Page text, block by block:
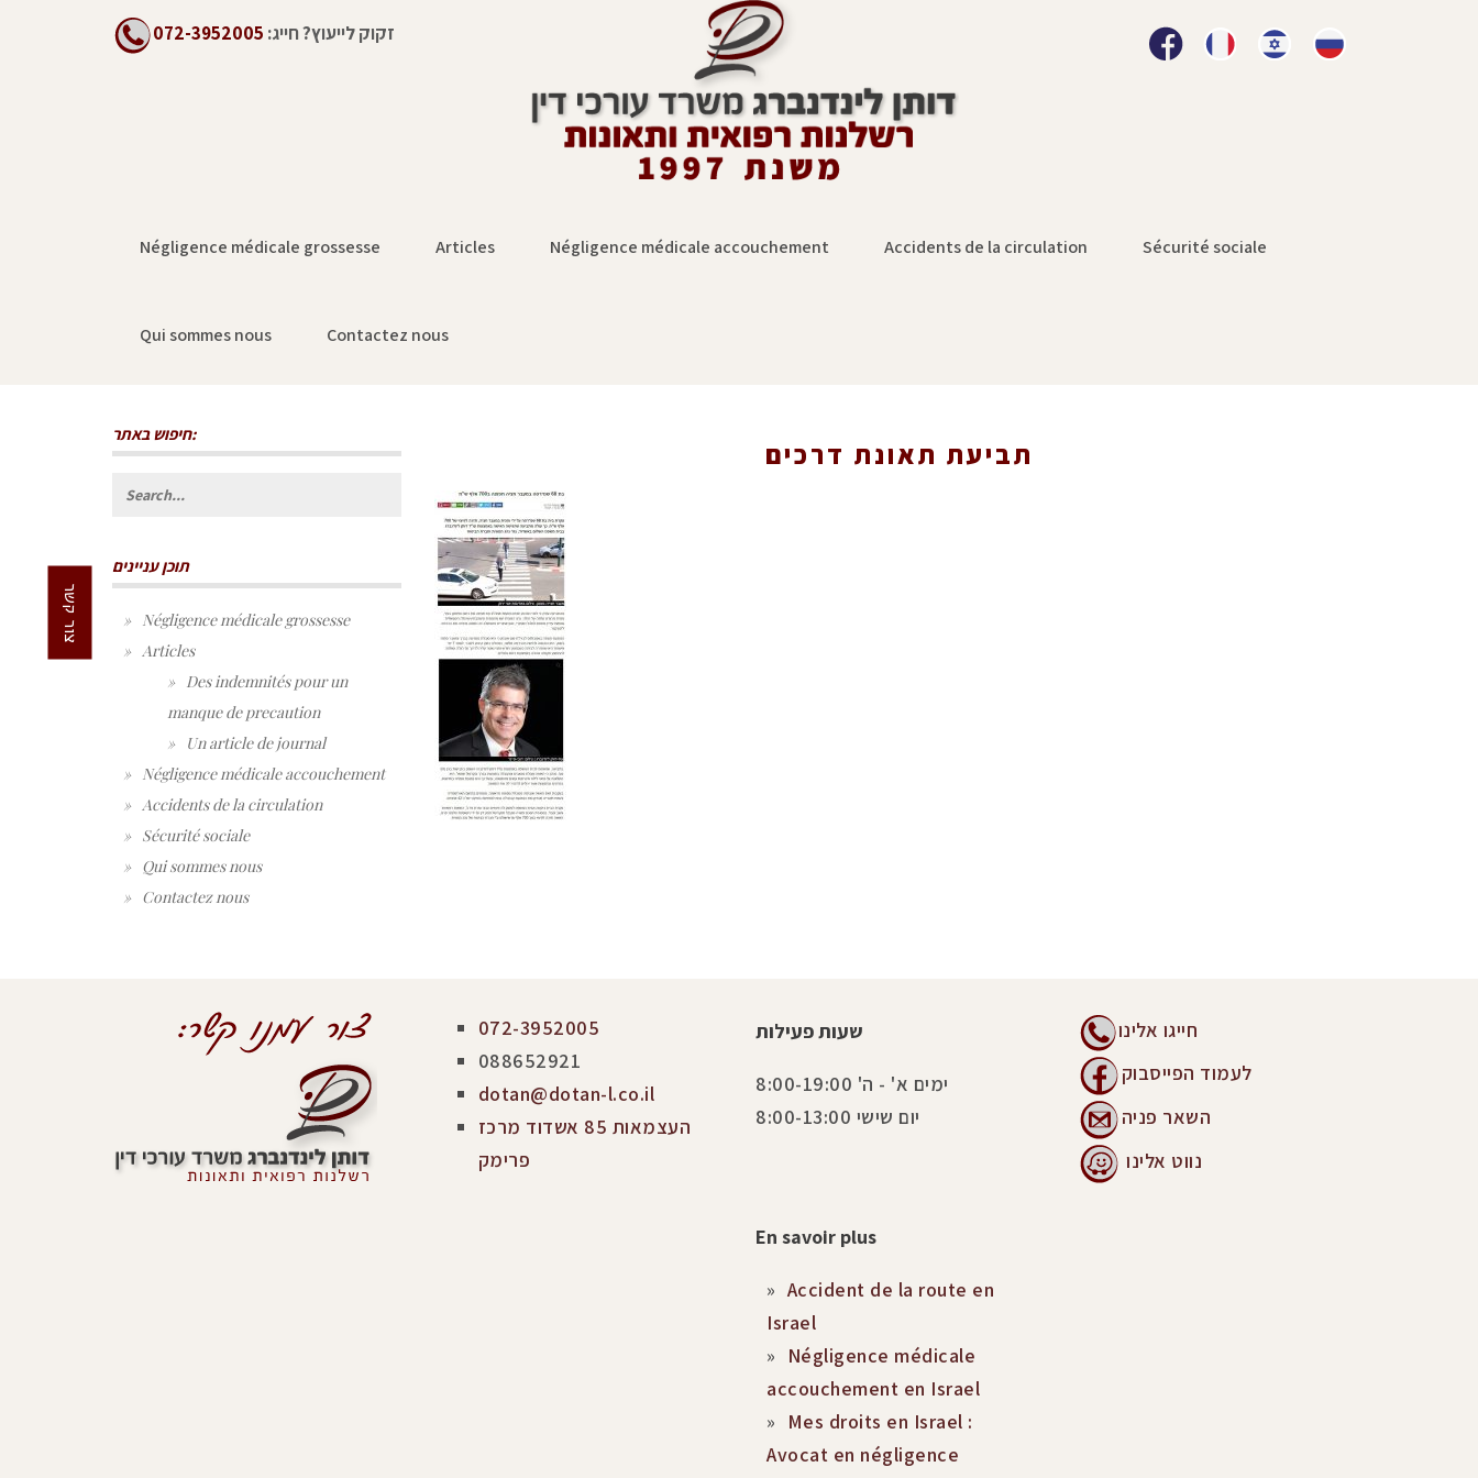
זקוק לייעוץ?חייג: 072-3952005
Négligence médicale grossesse Articles Négligence médicale accouchement Accidents de la circulation Sécurité sociale
Qui sommes nous Contactez nous
תביעת תאונת דרכים
חיפוש באתר:
Search
תוכן עניינים
Négligence médicale grossesse
Articles
Des indemnités pour un
manque de precaution
Un article de journal
Négligence médicale accouchement
Accidents de la circulation
Sécurité sociale
Qui sommes nous
Contactez nous
072-3952005
088652921
dotan@dotan-l.co.il
העצמאות 85 אשדוד מרכז
פרימק
שעות פעילות
ימים א' - ה' 8:00-19:00
יום שישי 8:00-13:00
חייגו אלינו
לעמוד הפייסבוק
השאר פניה
נווט אלינו
En savoir plus
Accident de la route en
Israel
Négligence médicale
accouchement en Israel
Mes droits en Israel :
Avocat en négligence
צור קשר